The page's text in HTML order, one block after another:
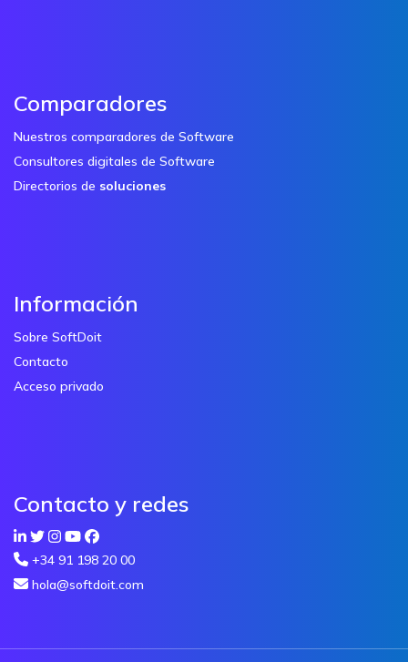
Comparadores
Nuestros comparadores de Software
Consultores digitales de Software
Directorios de soluciones
Información
Sobre SoftDoit
Contacto
Acceso privado
Contacto y redes
+34 91 198 20 00
hola@softdoit.com